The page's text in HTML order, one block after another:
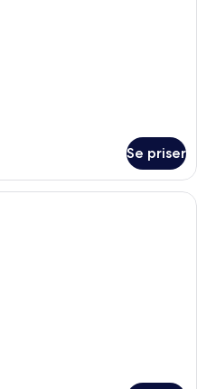
Se priser
En moderne stue med en trævæg,